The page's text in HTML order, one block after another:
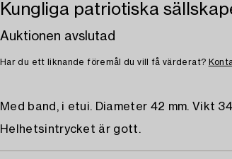
Kungliga patriotiska
Auktionen avslutad
Har du ett liknande föremål du vill få värderat?
Med band, i etui. Diameter 42 mm. Vikt
Helhetsintrycket är gott.